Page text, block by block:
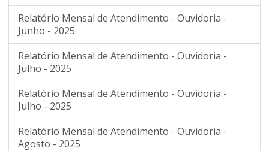
Relatório Mensal de Atendimento - Ouvidoria -
Junho - 2025
Relatório Mensal de Atendimento - Ouvidoria -
Julho - 2025
Relatório Mensal de Atendimento - Ouvidoria -
Julho - 2025
Relatório Mensal de Atendimento - Ouvidoria -
Agosto - 2025